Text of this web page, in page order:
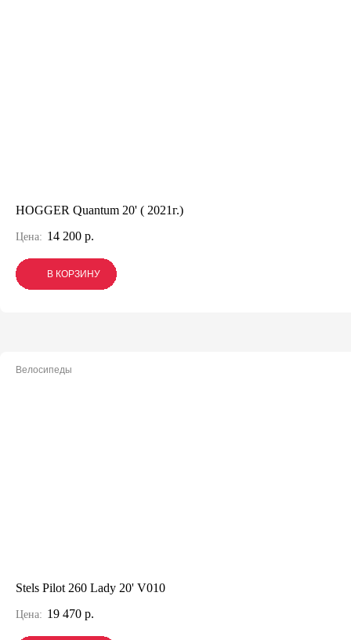
HOGGER Quantum 20' ( 2021г.)
Цена: 14 200 р.
В КОРЗИНУ
В КОРЗИНУ
В КОРЗИНУ
Велосипеды
Stels Pilot 260 Lady 20' V010
Цена: 19 470 р.